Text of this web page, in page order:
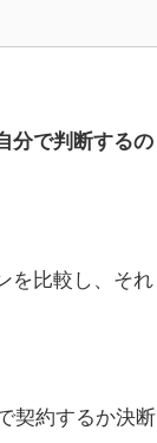
分で判断するの
を比較し、それ
契約するか決断